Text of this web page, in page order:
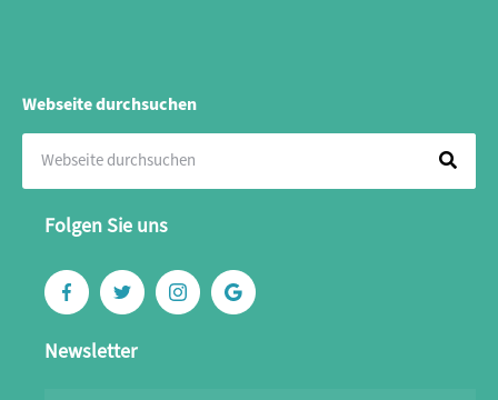
Webseite durchsuchen
Folgen Sie uns
Newsletter